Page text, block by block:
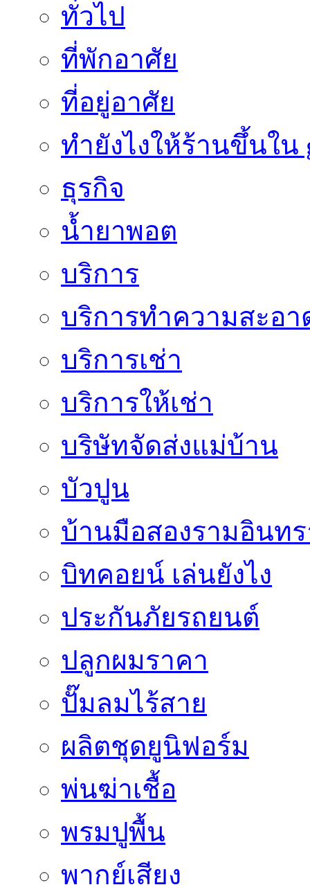
ทั่วไป
ที่พักอาศัย
ที่อยู่อาศัย
ทํายังไงให้ร้านขึ้นใน
ธุรกิจ
น้ำยาพอต
บริการ
บริการทำความสะอา
บริการเช่า
บริการให้เช่า
บริษัทจัดส่งแม่บ้าน
บัวปูน
บ้านมือสองรามอินท
บิทคอยน์ เล่นยังไง
ประกันภัยรถยนต์
ปลูกผมราคา
ปั๊มลมไร้สาย
ผลิตชุดยูนิฟอร์ม
พ่นฆ่าเชื้อ
พรมปูพื้น
พากย์เสียง